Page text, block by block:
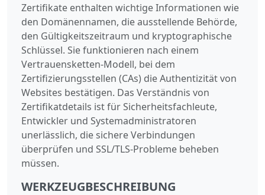
Zertifikate enthalten wichtige Informationen wie
den Domänennamen, die ausstellende Behörde,
den Gültigkeitszeitraum und kryptographische
Schlüssel. Sie funktionieren nach einem
Vertrauensketten-Modell, bei dem
Zertifizierungsstellen (CAs) die Authentizität von
Websites bestätigen. Das Verständnis von
Zertifikatdetails ist für Sicherheitsfachleute,
Entwickler und Systemadministratoren
unerlässlich, die sichere Verbindungen
überprüfen und SSL/TLS-Probleme beheben
müssen.
WERKZEUGBESCHREIBUNG